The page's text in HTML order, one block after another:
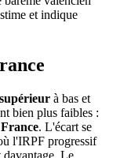
et indique
supérieur à bas et
bien plus faibles :
. L'écart se
l'IRPF progressif
davantage. Le